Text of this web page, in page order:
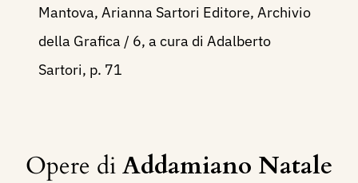
Mantova, Arianna Sartori Editore, Archivio
della Grafica / 6, a cura di Adalberto
Sartori, p. 71
Opere diAddamiano Natale